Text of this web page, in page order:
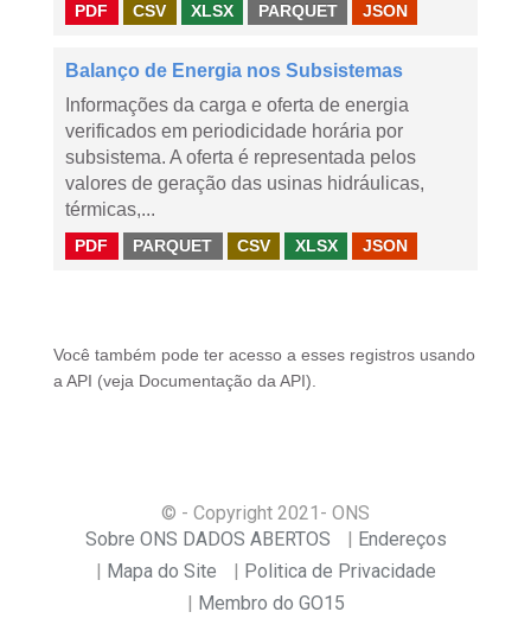
PDF CSV XLSX PARQUET JSON
Balanço de Energia nos Subsistemas
Informações da carga e oferta de energia
verificados em periodicidade horária por
subsistema. A oferta é representada pelos
valores de geração das usinas hidráulicas,
térmicas,...
PDF PARQUET CSV XLSX JSON
Você também pode ter acesso a esses registros usando
a API (veja Documentação da API ).
© - Copyright 2021 - ONS
Sobre ONS DADOS ABERTOS
Endereços
Mapa do Site
Politica de Privacidade
Membro do GO15